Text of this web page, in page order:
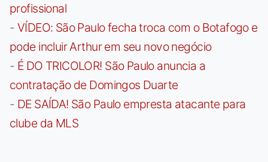
profissional
- VÍDEO: São Paulo fecha troca com o Botafogo e
pode incluir Arthur em seu novo negócio
- É DO TRICOLOR! São Paulo anuncia a
contratação de Domingos Duarte
- DE SAÍDA! São Paulo empresta atacante para
clube da MLS